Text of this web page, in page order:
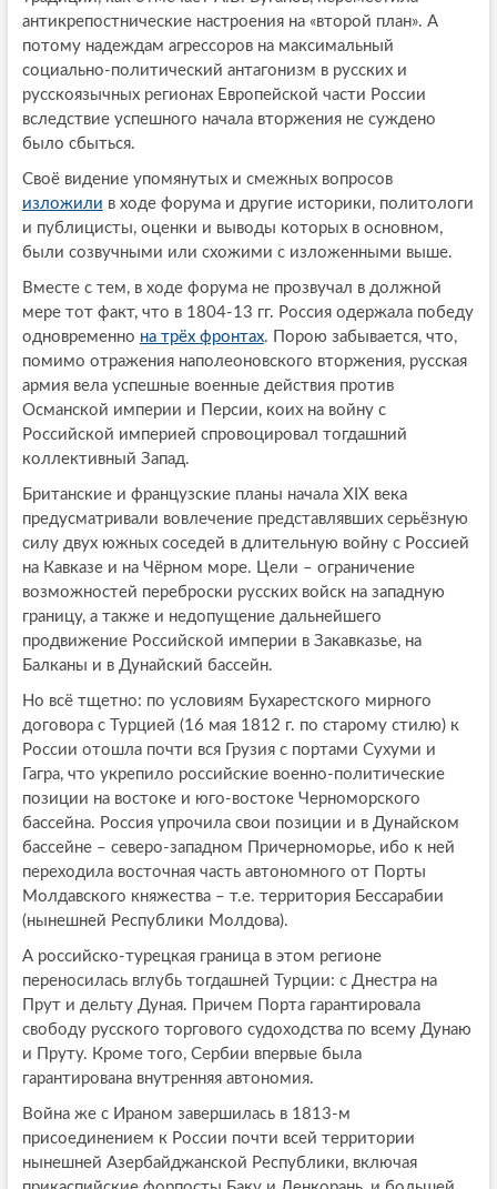
антикрепостнические настроения на «второй план». А
потому надеждам агрессоров на максимальный
социально-политический антагонизм в русских и
русскоязычных регионах Европейской части России
вследствие успешного начала вторжения не суждено
было сбыться.
Своё видение упомянутых и смежных вопросов
изложили в ходе форума и другие историки, политологи
и публицисты, оценки и выводы которых в основном,
были созвучными или схожими с изложенными выше.
Вместе с тем, в ходе форума не прозвучал в должной
мере тот факт, что в 1804-13 гг. Россия одержала победу
одновременно на трёх фронтах. Порою забывается, что,
помимо отражения наполеоновского вторжения, русская
армия вела успешные военные действия против
Османской империи и Персии, коих на войну с
Российской империей спровоцировал тогдашний
коллективный Запад.
Британские и французские планы начала XIX века
предусматривали вовлечение представлявших серьёзную
силу двух южных соседей в длительную войну с Россией
на Кавказе и на Чёрном море. Цели – ограничение
возможностей переброски русских войск на западную
границу, а также и недопущение дальнейшего
продвижение Российской империи в Закавказье, на
Балканы и в Дунайский бассейн.
Но всё тщетно: по условиям Бухарестского мирного
договора с Турцией (16 мая 1812 г. по старому стилю) к
России отошла почти вся Грузия с портами Сухуми и
Гагра, что укрепило российские военно-политические
позиции на востоке и юго-востоке Черноморского
бассейна. Россия упрочила свои позиции и в Дунайском
бассейне – северо-западном Причерноморье, ибо к ней
переходила восточная часть автономного от Порты
Молдавского княжества – т.е. территория Бессарабии
(нынешней Республики Молдова).
А российско-турецкая граница в этом регионе
переносилась вглубь тогдашней Турции: с Днестра на
Прут и дельту Дуная. Причем Порта гарантировала
свободу русского торгового судоходства по всему Дунаю
и Пруту. Кроме того, Сербии впервые была
гарантирована внутренняя автономия.
Война же с Ираном завершилась в 1813-м
присоединением к России почти всей территории
нынешней Азербайджанской Республики, включая